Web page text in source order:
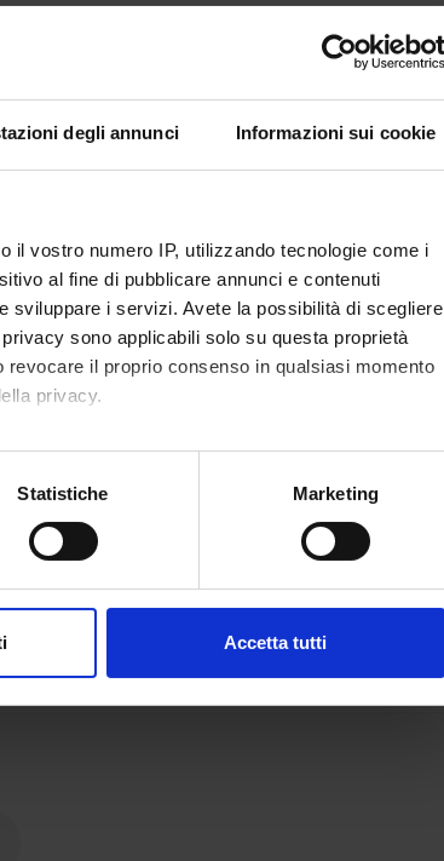
degli annunci Informazioni sui cookie
il vostro numero IP, utilizzando tecnologie come i
al fine di pubblicare annunci e contenuti
sviluppare i servizi. Avete la possibilità di scegliere
sono applicabili solo su questa proprietà
il proprio consenso in qualsiasi momento
privacy.
di qualche metro,
sui cookie.
Statistiche Marketing
Accetta tutti